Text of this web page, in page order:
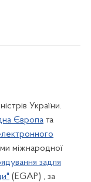
України.
Європа та
міжнародної
задля
(EGAP) , за